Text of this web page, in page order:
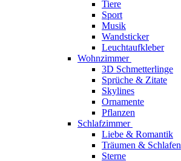
Tiere
Sport
Musik
Wandsticker
Leuchtaufkleber
Wohnzimmer
3D Schmetterlinge
Sprüche & Zitate
Skylines
Ornamente
Pflanzen
Schlafzimmer
Liebe & Romantik
Träumen & Schlafen
Sterne